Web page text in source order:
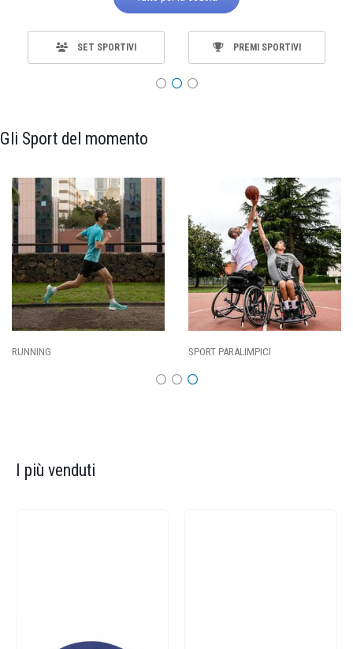
SET SPORTIVI PREMI SPORTIVI
Gli Sport del momento
SPORT PARALIMPICI
I più venduti